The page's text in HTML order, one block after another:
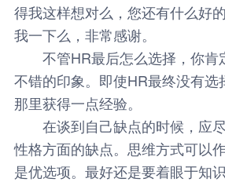
得我这样想对么，您还有什么好
我一下么，非常感谢。
不管HR最后怎么选择，你肯
不错的印象。即使HR最终没有选
那里获得一点经验。
在谈到自己缺点的时候，应尽
性格方面的缺点。思维方式可以
是优选项。最好还是要着眼于知